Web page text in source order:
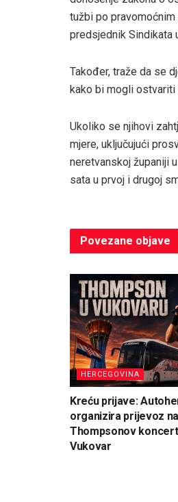
tužbi po
predsjednik Sindikata
Također, traže da se
kako bi mogli ostvariti
Ukoliko se njihovi
mjere, uključujući
neretvanskoj županiji
sata u prvoj i drugoj
Povezane objave
HERCEGOVINA
Kreću prijave:
organizira prijevoz na
Thompsonov
Vukovar